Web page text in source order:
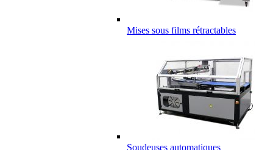
Mises sous films rétractables
Soudeuses automatiques